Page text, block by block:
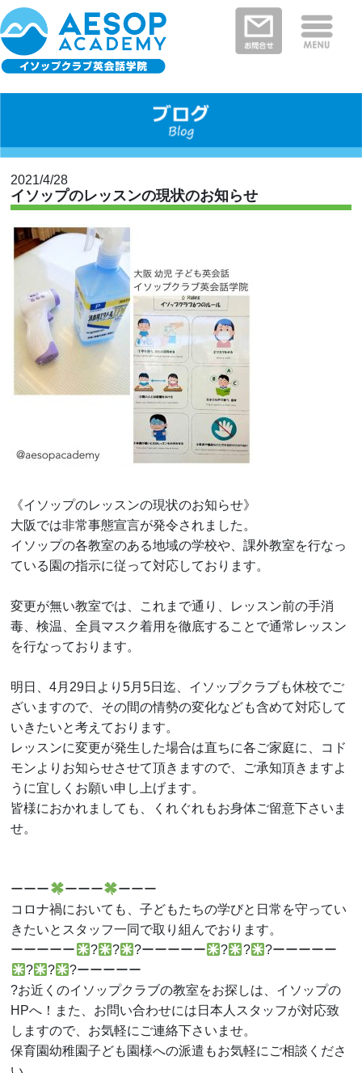
イソップクラブの特徴
クラスと料金
教室を探す
河内長野・南河内郡エリア
新着情報
2021/4/28
イソップのレッスンの現状のお知らせ
《イソップのレッスンの現状のお知らせ》
大阪では非常事態宣言が発令されました。
イソップの各教室のある地域の学校や、課外教室を行なっ
ている園の指示に従って対応しております。
変更が無い教室では、これまで通り、レッスン前の手消
毒、検温、全員マスク着用を徹底することで通常レッスン
を行なっております。
明日、4月29日より5月5日迄、イソップクラブも休校でご
ざいますので、その間の情勢の変化なども含めて対応して
いきたいと考えております。
レッスンに変更が発生した場合は直ちに各ご家庭に、コド
モンよりお知らせさせて頂きますので、ご承知頂きますよ
うに宜しくお願い申し上げます。
皆様におかれましても、くれぐれもお身体ご留意下さいま
せ。
ーーー ーーー
ーーー
コロナ禍においても、子どもたちの学びと日常を守ってい
きたいとスタッフ一同で取り組んでおります。
ーーーーー
? ? ?ーーーーー ? ?
?ーーーーー
?
?
?ーーーーー
?お近くのイソップクラブの教室をお探しは、イソップの
HPへ！また、お問い合わせには日本人スタッフが対応致
しますので、お気軽にご連絡下さいませ。
保育園幼稚園子ども園様への派遣もお気軽にご相談くださ